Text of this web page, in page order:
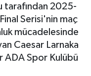
tarafından 2025-
Serisi'nin maç
mücadelesinde
Caesar Larnaka
ADA Spor Kulübü